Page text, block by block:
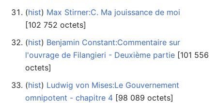
(hist) ‎ Max Stirner:C. Ma jouissance de moi
‎[102 752 octets]
(hist) ‎ Benjamin Constant:Commentaire sur
l'ouvrage de Filangieri - Deuxième partie ‎[101 556
octets]
(hist) ‎ Ludwig von Mises:Le Gouvernement
omnipotent - chapitre 4 ‎[98 089 octets]